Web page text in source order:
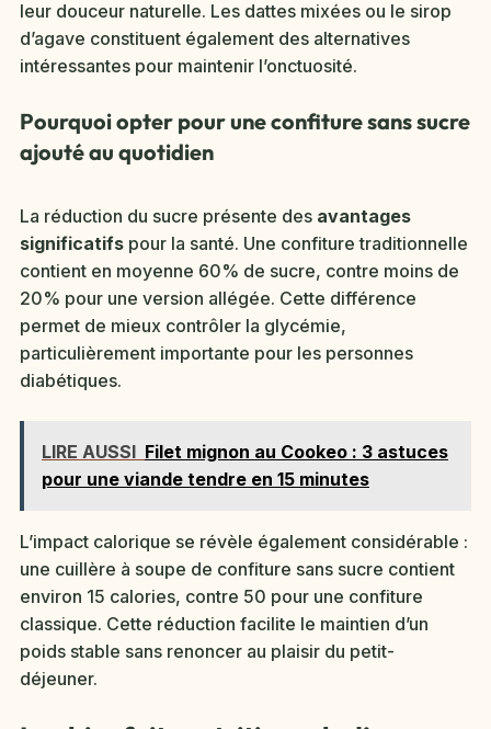
leur douceur naturelle. Les dattes mixées ou le sirop
d’agave constituent également des alternatives
intéressantes pour maintenir l’onctuosité.
Pourquoi opter pour une confiture sans sucre
ajouté au quotidien
La réduction du sucre présente des avantages
significatifs pour la santé. Une confiture traditionnelle
contient en moyenne 60% de sucre, contre moins de
20% pour une version allégée. Cette différence
permet de mieux contrôler la glycémie,
particulièrement importante pour les personnes
diabétiques.
LIRE AUSSI Filet mignon au Cookeo : 3 astuces
pour une viande tendre en 15 minutes
L’impact calorique se révèle également considérable :
une cuillère à soupe de confiture sans sucre contient
environ 15 calories, contre 50 pour une confiture
classique. Cette réduction facilite le maintien d’un
poids stable sans renoncer au plaisir du petit-
déjeuner.